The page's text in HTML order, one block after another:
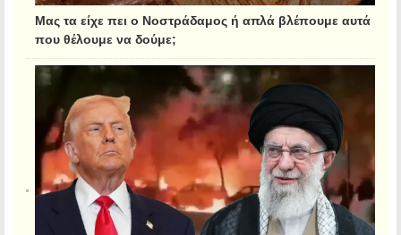
Μας τα είχε πει ο Νοστράδαμος ή απλά βλέπουμε αυτά
που θέλουμε να δούμε;